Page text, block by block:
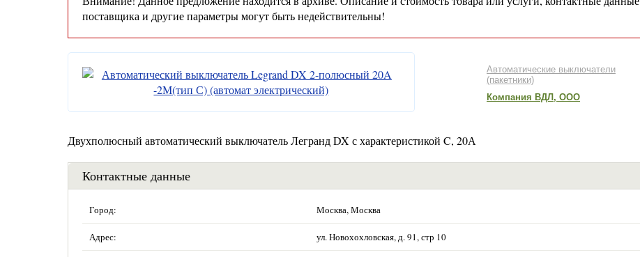
поставщика и другие параметры могут быть недействительны!
Автоматические выключатели
(пакетники)
Компания ВДЛ, ООО
Двухполюсный автоматический выключатель Легранд DX с характеристикой C, 20А
Контактные данные
Город: Москва, Москва
Адрес: ул. Новохохловская, д. 91, стр 10